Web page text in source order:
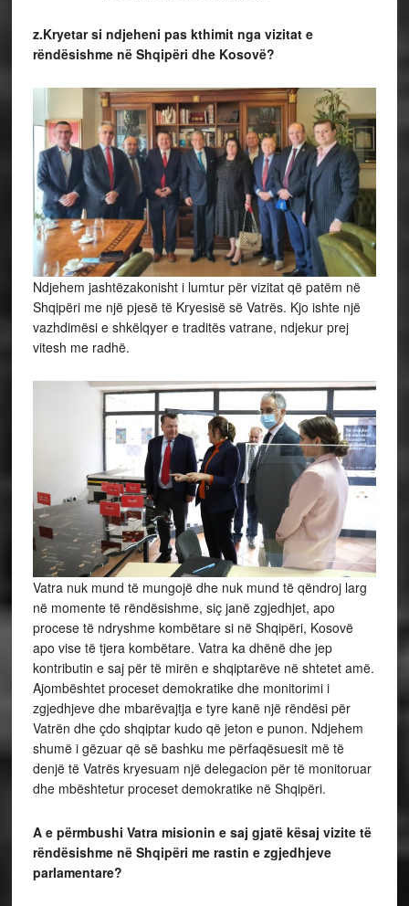
z.Kryetar si ndjeheni pas kthimit nga vizitat e
rëndësishme në Shqipëri dhe Kosovë?
Ndjehem jashtëzakonisht i lumtur për vizitat që patëm në
Shqipëri me një pjesë të Kryesisë së Vatrës. Kjo ishte një
vazhdimësi e shkëlqyer e traditës vatrane, ndjekur prej
vitesh me radhë.
Vatra nuk mund të mungojë dhe nuk mund të qëndroj larg
në momente të rëndësishme, siç janë zgjedhjet, apo
procese të ndryshme kombëtare si në Shqipëri, Kosovë
apo vise të tjera kombëtare. Vatra ka dhënë dhe jep
kontributin e saj për të mirën e shqiptarëve në shtetet amë.
Ajombështet proceset demokratike dhe monitorimi i
zgjedhjeve dhe mbarëvajtja e tyre kanë një rëndësi për
Vatrën dhe çdo shqiptar kudo që jeton e punon. Ndjehem
shumë i gëzuar që së bashku me përfaqësuesit më të
denjë të Vatrës kryesuam një delegacion për të monitoruar
dhe mbështetur proceset demokratike në Shqipëri.
A e përmbushi Vatra misionin e saj gjatë kësaj vizite të
rëndësishme në Shqipëri me rastin e zgjedhjeve
parlamentare?